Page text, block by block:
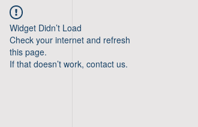
Widget Didn’t Load
Check your internet and refresh
this page.
If that doesn’t work, contact us.